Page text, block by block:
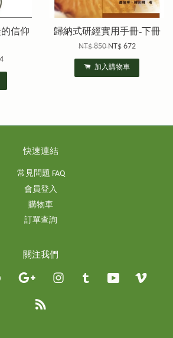
信仰
歸納式研經實用手冊-下冊
NT$ 850NT$ 672
加入購物車
快速連結
常見問題 FAQ
會員登入
購物車
訂單查詢
關注我們
Pinterest Google InstagramTumblr YouTube